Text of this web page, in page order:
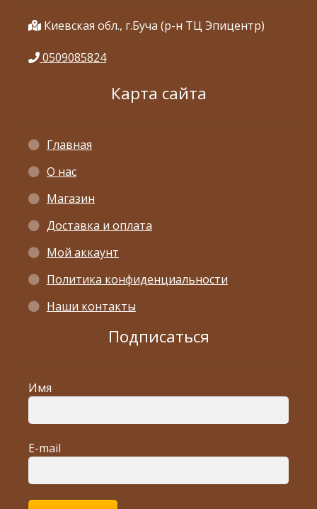
Киевская обл., г.Буча (р-н ТЦ Эпицентр)
0509085824
Карта сайта
Главная
О нас
Магазин
Доставка и оплата
Мой аккаунт
Политика конфиденциальности
Наши контакты
Подписаться
Имя
E-mail